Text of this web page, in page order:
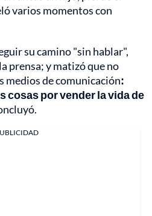
varios momentos con
su camino "sin hablar",
prensa; y matizó que no
medios de comunicación:
cosas por vender la vida de